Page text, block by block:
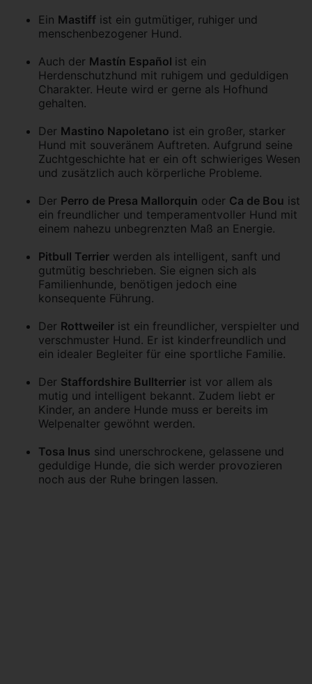
Ein Mastiff ist ein gutmütiger, ruhiger und
menschenbezogener Hund.
Auch der Mastín Español ist ein
Herdenschutzhund mit ruhigem und geduldigen
Charakter. Heute wird er gerne als Hofhund
gehalten.
Der Mastino Napoletano ist ein großer, starker
Hund mit souveränem Auftreten. Aufgrund seine
Zuchtgeschichte hat er ein oft schwieriges Wesen
und zusätzlich auch körperliche Probleme.
Der Perro de Presa Mallorquin oder Ca de Bou ist
ein freundlicher und temperamentvoller Hund mit
einem nahezu unbegrenzten Maß an Energie.
Pitbull Terrier werden als intelligent, sanft und
gutmütig beschrieben. Sie eignen sich als
Familienhunde, benötigen jedoch eine
konsequente Führung.
Der Rottweiler ist ein freundlicher, verspielter und
verschmuster Hund. Er ist kinderfreundlich und
ein idealer Begleiter für eine sportliche Familie.
Der Staffordshire Bullterrier ist vor allem als
mutig und intelligent bekannt. Zudem liebt er
Kinder, an andere Hunde muss er bereits im
Welpenalter gewöhnt werden.
Tosa Inus sind unerschrockene, gelassene und
geduldige Hunde, die sich werder provozieren
noch aus der Ruhe bringen lassen.